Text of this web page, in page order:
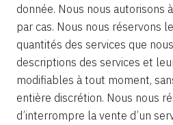
donnée. Nous nous autorisons
par cas. Nous nous réservons
quantités des services que
descriptions des services et
modifiables à tout moment,
entière discrétion. Nous nous
d’interrompre la vente d’un